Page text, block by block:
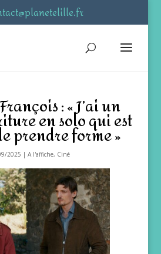
: « J’ai un
en solo qui est
prendre forme »
2025 |A l'affiche, Ciné